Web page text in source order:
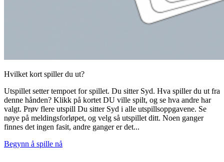
Hvilket kort spiller du ut?
Utspillet setter tempoet for spillet. Du sitter Syd. Hva spiller du ut fra
denne hånden? Klikk på kortet DU ville spilt, og se hva andre har
valgt. Prøv flere utspill Du sitter Syd i alle utspillsoppgavene. Se
nøye på meldingsforløpet, og velg så utspillet ditt. Noen ganger
finnes det ingen fasit, andre ganger er det...
Begynn å spille nå